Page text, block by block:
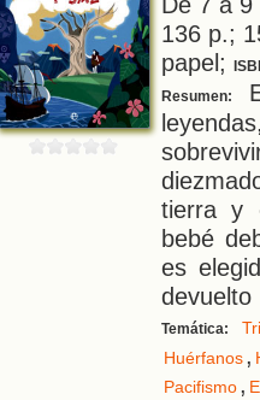
136 p.;
papel;
Resumen:
tierra y
bebé
es
devuelto
Temática:
Huérfanos,
Pacifismo,